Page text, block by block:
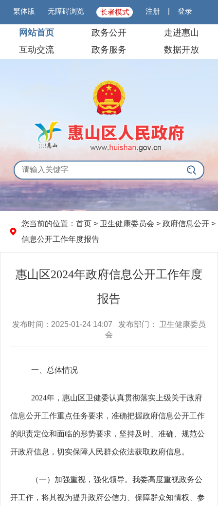
繁体版 无障碍浏览 长者模式 注册 |登录
网站首页 政务公开
走进惠山
互动交流
政务服务 数据开放
您当前的位置： 首页 > 卫生健康委员会 > 政府信息公开 >
信息公开工作年度报告
惠山区2024年政府信息公开工作年度
报告
发布时间：2025-01-24 14:07 发布部门： 卫生健康委员
会
一、总体情况
2024年，惠山区卫健委认真贯彻落实上级关于政府
信息公开工作重点任务要求 ， 准确把握政府信息公开工作
的职责定位和面临的形势要求 ， 坚持及时、准确、规范公
开政府信息，切实保障人民群众依法获取政府信息。
（一）加强重视，强化领导。 我委高度重视政务公
开工作， 将其视为提升政府公信力、保障群众知情权、参